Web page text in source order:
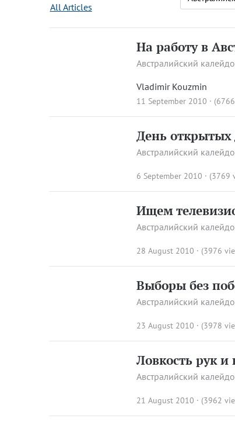
All Articles
На работу в
Австралийский
Vladimir Kouzmin
11 September 2010 ·
День открытых
Австралийский
6 September 2010 · (3769
Ищем
Австралийский
28 August 2010 · (3976
Выборы без
Австралийский
23 August 2010 · (3978
Ловкость рук
Австралийский
21 August 2010 · (3962